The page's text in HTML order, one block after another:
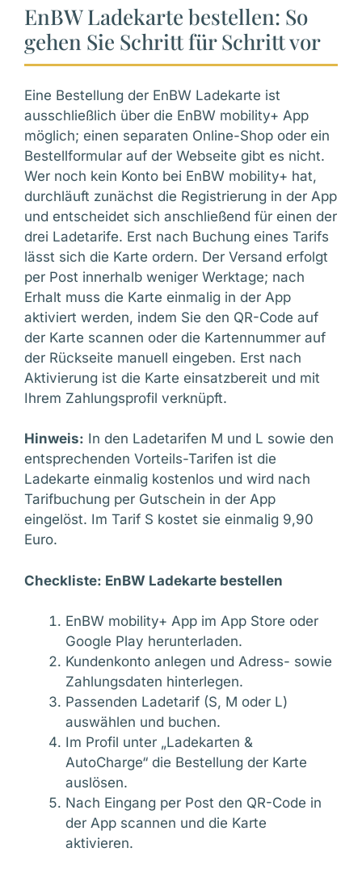
EnBW Ladekarte bestellen: So
gehen Sie Schritt für Schritt vor
Eine Bestellung der EnBW Ladekarte ist
ausschließlich über die EnBW mobility+ App
möglich; einen separaten Online-Shop oder ein
Bestellformular auf der Webseite gibt es nicht.
Wer noch kein Konto bei EnBW mobility+ hat,
durchläuft zunächst die Registrierung in der App
und entscheidet sich anschließend für einen der
drei Ladetarife. Erst nach Buchung eines Tarifs
lässt sich die Karte ordern. Der Versand erfolgt
per Post innerhalb weniger Werktage; nach
Erhalt muss die Karte einmalig in der App
aktiviert werden, indem Sie den QR-Code auf
der Karte scannen oder die Kartennummer auf
der Rückseite manuell eingeben. Erst nach
Aktivierung ist die Karte einsatzbereit und mit
Ihrem Zahlungsprofil verknüpft.
Hinweis: In den Ladetarifen M und L sowie den
entsprechenden Vorteils-Tarifen ist die
Ladekarte einmalig kostenlos und wird nach
Tarifbuchung per Gutschein in der App
eingelöst. Im Tarif S kostet sie einmalig 9,90
Euro.
Checkliste: EnBW Ladekarte bestellen
EnBW mobility+ App im App Store oder
Google Play herunterladen.
Kundenkonto anlegen und Adress- sowie
Zahlungsdaten hinterlegen.
Passenden Ladetarif (S, M oder L)
auswählen und buchen.
Im Profil unter „Ladekarten &
AutoCharge“ die Bestellung der Karte
auslösen.
Nach Eingang per Post den QR-Code in
der App scannen und die Karte
aktivieren.